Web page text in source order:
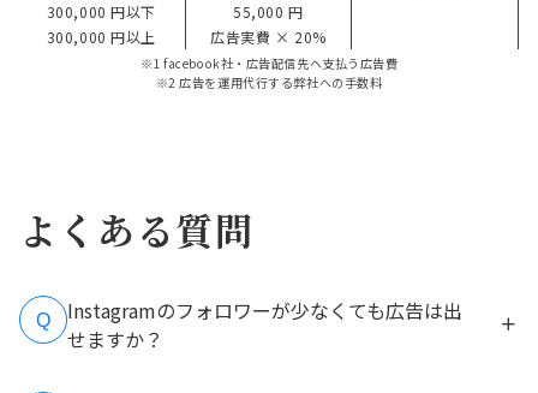
300,000 円以下
55,000 円
300,000 円以上
広告実費 × 20%
※1 facebook社・広告配信先へ支払う広告費
※2 広告を運用代行する弊社への手数料
よくある質問
Q
Instagramのフォロワーが少なくても広告は出
せますか？